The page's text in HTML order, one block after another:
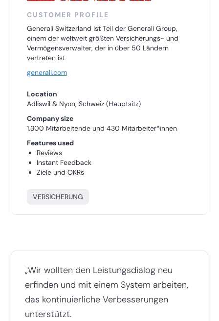
CUSTOMER PROFILE
Generali Switzerland ist Teil der Generali Group,
einem der weltweit größten Versicherungs- und
Vermögensverwalter, der in über 50 Ländern
vertreten ist
generali.com
Location
Adliswil & Nyon, Schweiz (Hauptsitz)
Company size
1.300 Mitarbeitende und 430 Mitarbeiter*innen
Features used
Reviews
Instant Feedback
Ziele und OKRs
VERSICHERUNG
„Wir wollten den Leistungsdialog neu
erfinden und mit einem System arbeiten,
das kontinuierliche Verbesserungen
unterstützt.